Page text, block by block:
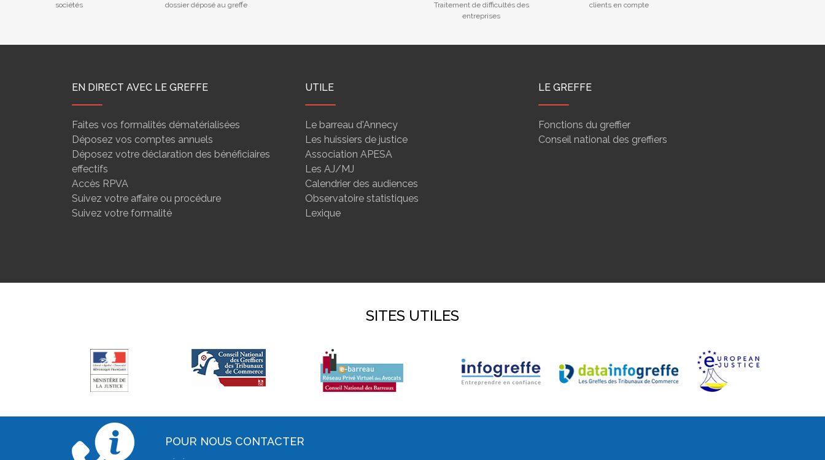
sociétés
dossier déposé au greffe
Traitement de difficultés des
entreprises
clients en compte
EN DIRECT AVEC LE GREFFE
Faites vos formalités dématérialisées
Déposez vos comptes annuels
Déposez votre déclaration des bénéficiaires
effectifs
Accès RPVA
Suivez votre affaire ou procédure
Suivez votre formalité
UTILE
Le barreau d'Annecy
Les huissiers de justice
Association APESA
Les AJ/MJ
Calendrier des audiences
Observatoire statistiques
Lexique
LE GREFFE
Fonctions du greffier
Conseil national des greffiers
SITES UTILES
POUR NOUS CONTACTER